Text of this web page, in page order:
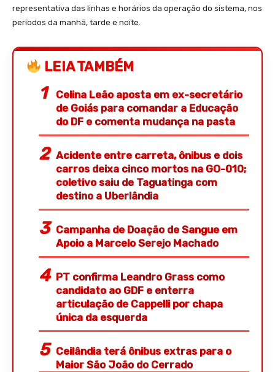
representativa das linhas e horários da operação do sistema, nos
períodos da manhã, tarde e noite.
LEIA TAMBÉM
Celina Leão aposta em ex-secretário
de Goiás para comandar a Educação
do DF e comenta mudança na pasta
Acidente entre carreta, ônibus e dois
carros deixa cinco mortos na GO-010;
coletivo saiu de Taguatinga com
destino a Uberlândia
Campanha de Doação de Sangue em
Apoio a Marcelo Serejo Machado
PT confirma Leandro Grass como
candidato ao GDF e enterra
articulação de Cappelli por chapa
única da esquerda
Ceilândia terá ônibus extras para o
Maior São João do Cerrado